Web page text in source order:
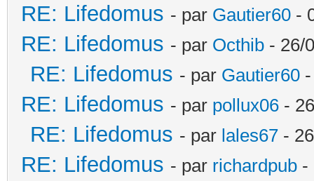
RE: Lifedomus - par Gautier60 -
RE: Lifedomus - par Octhib - 26/
RE: Lifedomus - par Gautier60
RE: Lifedomus - par pollux06 -
RE: Lifedomus - par lales67 -
RE: Lifedomus - par richardpub -